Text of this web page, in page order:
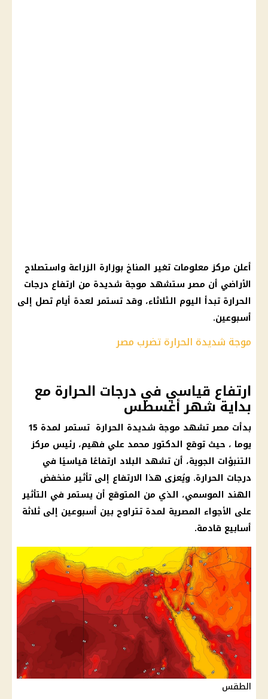
أعلن مركز معلومات تغير المناخ بوزارة الزراعة واستصلاح
الأراضي أن مصر ستشهد موجة شديدة من ارتفاع درجات
الحرارة تبدأ اليوم الثلاثاء، وقد تستمر لعدة أيام تصل إلى
أسبوعين.
موجة شديدة الحرارة تضرب مصر
ارتفاع قياسي في درجات الحرارة مع
بداية شهر أغسطس
بدأت مصر تشهد موجة شديدة الحرارة
تستمر لمدة 15
يوما ، حيث توقع الدكتور محمد علي فهيم، رئيس مركز
التنبؤات الجوية، أن تشهد البلاد ارتفاعًا قياسيًا في
درجات الحرارة. ويُعزى هذا الارتفاع إلى تأثيرمنخفض
الهند الموسمي، الذي من المتوقع أن يستمر في التأثير
على الأجواء المصرية لمدة تتراوح بين أسبوعين إلى ثلاثة
أسابيع قادمة.
الطقس